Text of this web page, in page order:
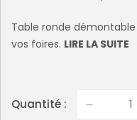
Table ronde
vos foires. LIRE LA SUITE
Quantité :